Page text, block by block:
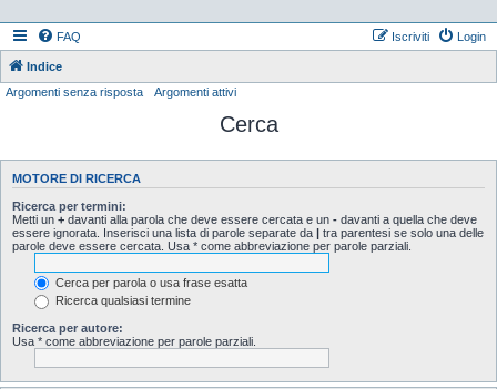
FAQ Login
Iscriviti
Indice
Argomenti senza risposta
Argomenti attivi
Cerca
MOTORE DI RICERCA
Ricerca per termini:
Metti un + davanti alla parola che deve essere cercata e un - davanti a quella che deve
essere ignorata. Inserisci una lista di parole separate da | tra parentesi se solo una delle
parole deve essere cercata. Usa * come abbreviazione per parole parziali.
Cerca per parola o usa frase esatta
Ricerca qualsiasi termine
Ricerca per autore:
Usa * come abbreviazione per parole parziali.